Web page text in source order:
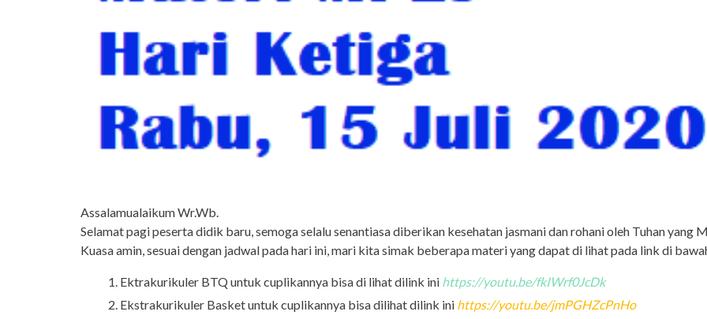
Assalamualaikum Wr.Wb.
Selamat pagi peserta didik baru, semoga selalu senantiasa diberikan kesehatan jasmani dan rohani oleh Tuhan yang
Kuasa amin, sesuai dengan jadwal pada hari ini, mari kita simak beberapa materi yang dapat di lihat pada link di
Ektrakurikuler BTQ untuk cuplikannya bisa di lihat dilink ini https://youtu.be/fkIWrf0JcDk
Ekstrakurikuler Basket untuk cuplikannya bisa dilihat dilink ini https://youtu.be/jmPGHZcPnHo